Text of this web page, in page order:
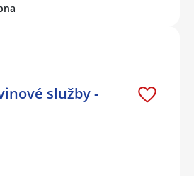
služby -